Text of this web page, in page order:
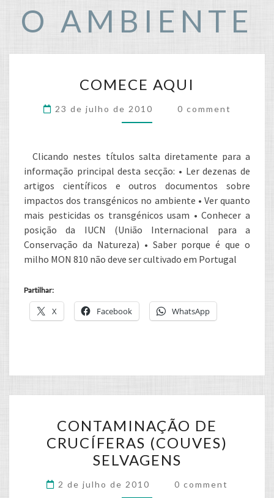
O AMBIENTE
AQUI
COMECE AQUI
23 de julho de 2010 Comments
0 comment
Clicando nestes títulos salta diretamente para a
informação principal desta secção: • Ler dezenas de
artigos científicos e outros documentos sobre
impactos dos transgénicos no ambiente • Ver quanto
mais pesticidas os transgénicos usam • Conhecer a
posição da IUCN (União Internacional para a
Conservação da Natureza) • Saber porque é que o
milho MON 810 não deve ser cultivado em Portugal
Partilhar:
X Facebook WhatsApp
DE
CRUCÍFERAS
(COUVES)
SELVAGENS
CONTAMINAÇÃO DE
CRUCÍFERAS (COUVES)
SELVAGENS
2 de julho de 2010 Comments
0 comment